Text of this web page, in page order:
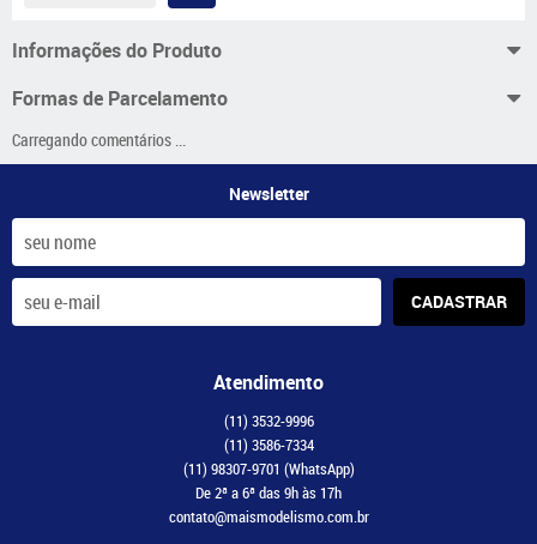
Informações do Produto
Formas de Parcelamento
Carregando comentários ...
Newsletter
CADASTRAR
Atendimento
(11) 3532-9996
(11) 3586-7334
(11) 98307-9701 (WhatsApp)
De 2ª a 6ª das 9h às 17h
contato@maismodelismo.com.br